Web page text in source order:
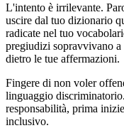
L'intento è irrilevante.
uscire dal tuo dizionario
radicate nel tuo
pregiudizi sopravvivano
dietro le tue affermazioni.
Fingere di non voler
linguaggio
responsabilità, prima
inclusivo.